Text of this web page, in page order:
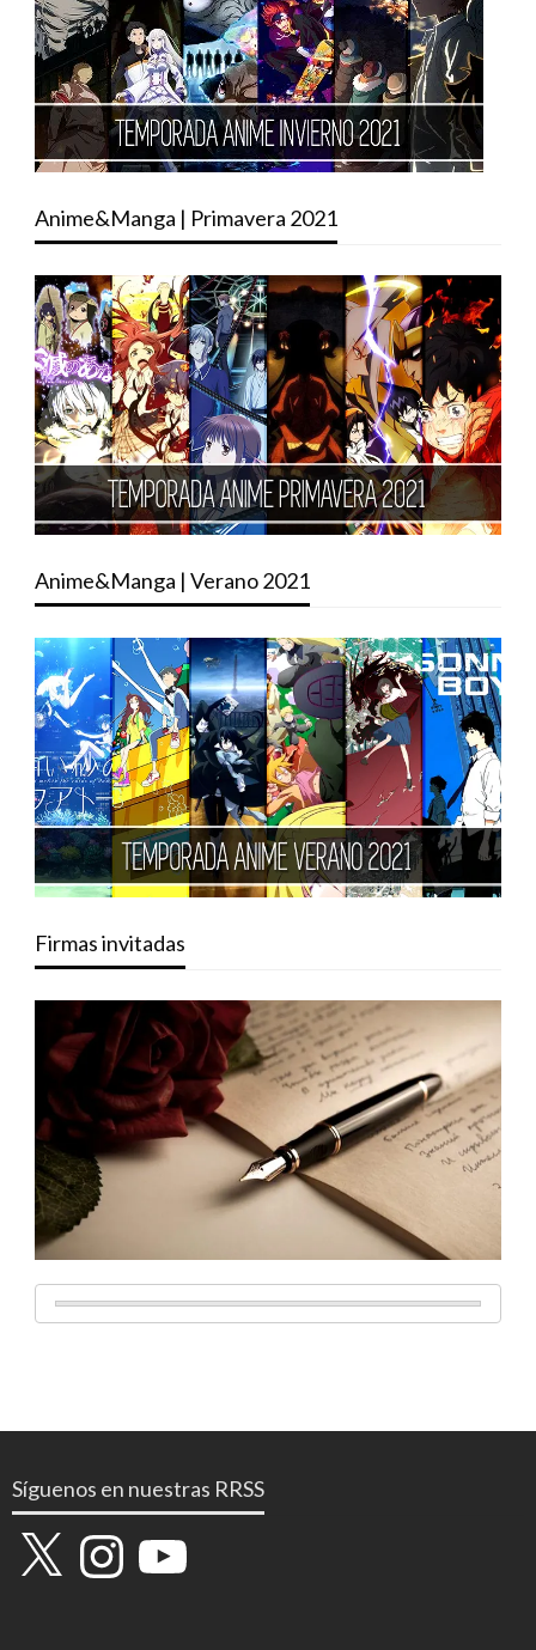
Anime&Manga | Primavera 2021
Anime&Manga | Verano 2021
Firmas invitadas
Síguenos en nuestras RRSS
X InstagramYouTube